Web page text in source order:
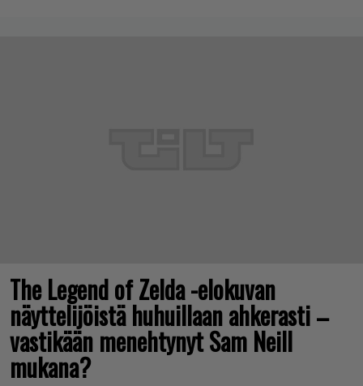
The Legend of Zelda -elokuvan
näyttelijöistä huhuillaan ahkerasti –
vastikään menehtynyt Sam Neill
mukana?